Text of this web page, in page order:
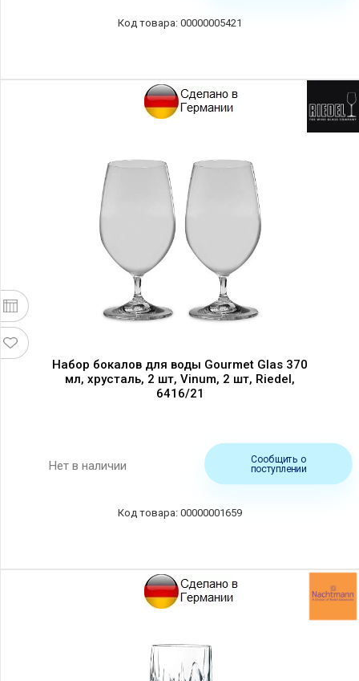
00000005421
Набор бокалов для воды Gourmet Glas 370
мл, хрусталь, 2 шт, Vinum, 2 шт, Riedel,
6416/21
Нет в наличии
Сообщить о
поступлении
00000001659